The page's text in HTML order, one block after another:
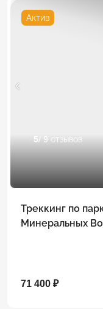
Актив
5/ 9 отзывов
Треккинг по
Минеральных
71 400 ₽